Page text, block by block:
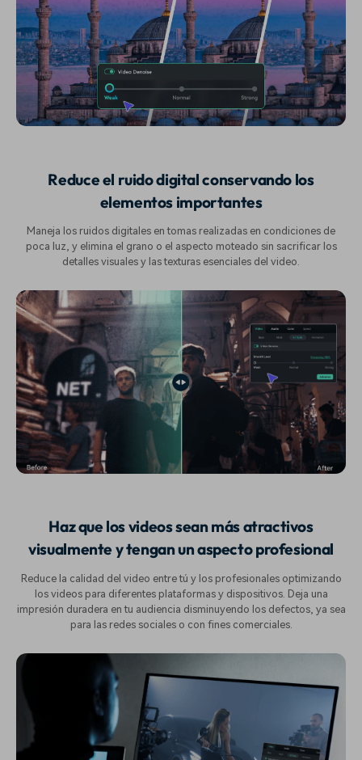
Reduce el ruido digital conservando los
elementos importantes
Maneja los ruidos digitales en tomas realizadas en condiciones de
poca luz, y elimina el grano o el aspecto moteado sin sacrificar los
detalles visuales y las texturas esenciales del video.
Haz que los videos sean más atractivos
visualmente y tengan un aspecto profesional
Reduce la calidad del video entre tú y los profesionales optimizando
los videos para diferentes plataformas y dispositivos. Deja una
impresión duradera en tu audiencia disminuyendo los defectos, ya sea
para las redes sociales o con fines comerciales.